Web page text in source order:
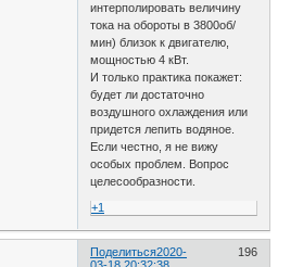
интерполировать величину
тока на обороты в 3800об/
мин) близок к двигателю,
мощностью 4 кВт.
И только практика покажет:
будет ли достаточно
воздушного охлаждения или
придется лепить водяное.
Если честно, я не вижу
особых проблем. Вопрос
целесообразности.
+1
Поделиться 196
2020-